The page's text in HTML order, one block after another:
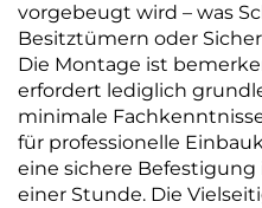
vorgebeugt wird – was
Besitztümern oder
Die Montage ist
erfordert lediglich
minimale
für professionelle
eine sichere
einer Stunde. Die